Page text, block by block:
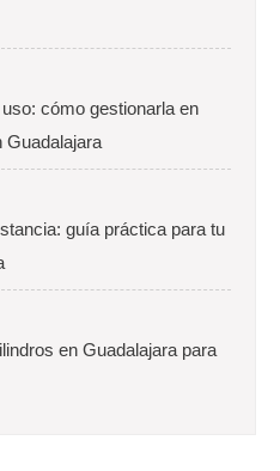
cómo gestionarla en
Guadalajara
guía práctica para tu
en Guadalajara para